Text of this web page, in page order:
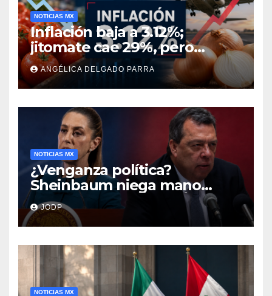
NOTICIAS MX
Inflación baja a 3.12%;
jitomate cae 29%, pero
cebolla y vuelos se
encarecen
ANGÉLICA DELGADO PARRA
NOTICIAS MX
¿Venganza política?
Sheinbaum niega mano
negra en captura de Ángel
Aguirre
JODP
NOTICIAS MX